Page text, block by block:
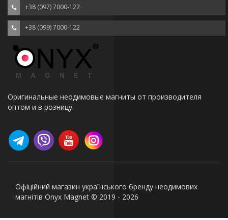
+38 (097) 7000-122
+38 (099) 7000-122
Оригинальные неодимовые магниты от производителя
оптом и в розницу.
Офіційний магазин українського бренду неодимових
магнітів Onyx Magnet © 2019 - 2026